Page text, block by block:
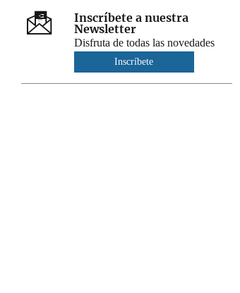
Inscríbete a nuestra
Newsletter
Disfruta de todas las novedades
Inscríbete